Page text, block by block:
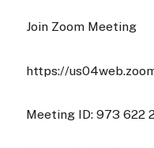
Join Zoom Meeting
https://
Meeting ID: 973 622